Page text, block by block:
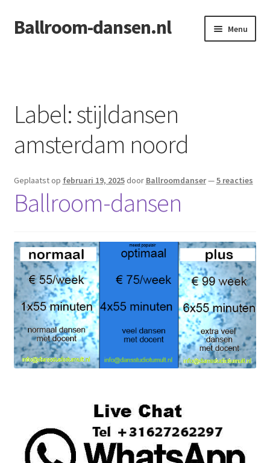
Ga
door
Ga
naar
Ballroom-dansen.nl Menu
Label:stijldansen
amsterdam noord
Geplaatst op februari 19, 2025 door Ballroomdanser—5 reacties
Ballroom-dansen